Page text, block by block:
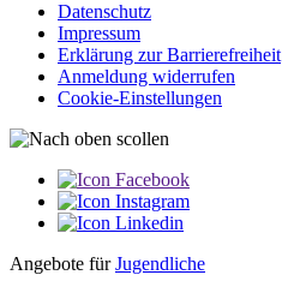
Datenschutz
Impressum
Erklärung zur Barriere­­freiheit
Anmeldung widerrufen
Cookie-Einstellungen
Angebote fürJugendliche